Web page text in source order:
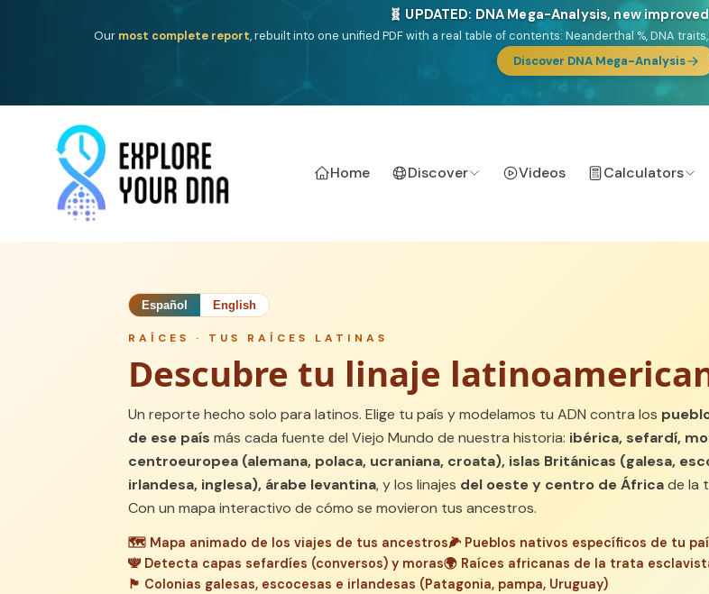
🎯 Discover our 10 G25 Focus
One heritage, one deep dive:Thalassa(Mediterranean islands),Am Yisrael(Jewish),Balkan Frontier,Ararat
(USA/Canada),France Profonde&
Home Discover Videos Calculators
Español English
RAÍCES · TUS RAÍCES LATINAS
Descubre tu linaje
Un reporte hecho solo para latinos. Elige tu país y modelamos tu ADN contra los
de ese país más cada fuente del Viejo Mundo de nuestra historia: ibérica, sefardí,
centroeuropea (alemana, polaca, ucraniana, croata), islas Británicas (galesa,
irlandesa, inglesa), árabe levantina, y los linajes del oeste y centro de Áfricade la
Con un mapa interactivo de cómo se movieron tus ancestros.
🗺️ Mapa animado de los viajes de tus ancestros🌽 Pueblos nativos específicos de tu
🕎 Detecta capas sefardíes (conversos) y moras🌍 Raíces africanas de la trata
🏴󠁧󠁢󠁷󠁬󠁳󠁿 Colonias galesas, escocesas e irlandesas (Patagonia, pampa, Uruguay)